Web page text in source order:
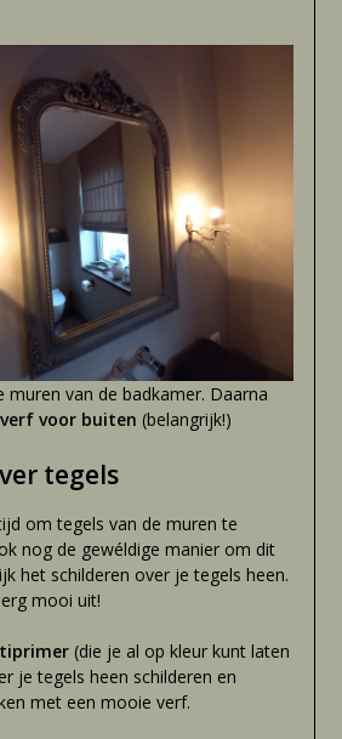
muren van de badkamer. Daarna
voor buiten (belangrijk!)
tegels
om tegels van de muren te
nog de gewéldige manier om dit
het schilderen over je tegels heen.
mooi uit!
(die je al op kleur kunt laten
je tegels heen schilderen en
met een mooie verf.